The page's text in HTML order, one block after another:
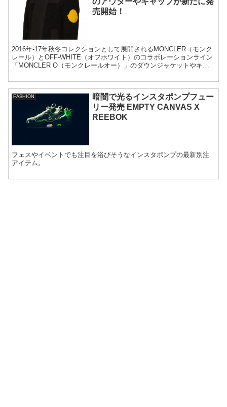
売開始！
2016年-17年秋冬コレクションとして展開されるMONCLER（モンク
レール）とOFF-WHITE（オフホワイト）のコラボレーションライン
「MONCLER O（モンクレールオー）」のダウンジャケットやキャ
FASHION
暗闇で光るインスタポンプフュー
リー発売 EMPTY CANVAS X
REEBOK
フェスやイベントでも注目を浴びそうなインスタポンプの最新別注
アイテム。